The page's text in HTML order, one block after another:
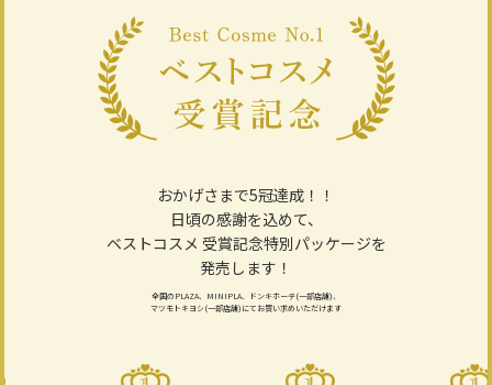
おかげさまで5冠達成！！
日頃の感謝を込めて、
ベストコスメ 受賞記念特別パッケージを
発売します！
全国のPLAZA、MINIPLA、ドンキホーテ(一部店舗)、
マツモトキヨシ(一部店舗)にてお買い求めいただけます